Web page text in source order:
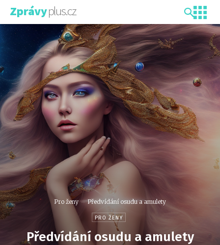
Zprávyplus.cz
Pro ženy Předvídání osudu a amulety
PRO ŽENY
Předvídání osudu a amulety